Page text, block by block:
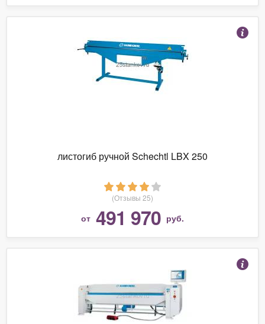
листогиб ручной Schechtl LBX 250
(Отзывы 25)
от 491 970 руб.